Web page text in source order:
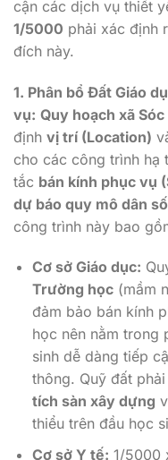
cận các dịch vụ thiết
1/5000 phải xác định
đích này.
1. Phân bổ Đất Giáo
vụ: Quy hoạch xã
định vị trí (Location)
cho các công trình hạ
tắc bán kính phục vụ
dự báo quy mô dân số
công trình này bao
Cơ sở Giáo dục:
Trường học(mầm
đảm bảo bán kính
học nên nằm trong
sinh dễ dàng tiếp
thông. Quỹ đất
tích sàn xây dựng
thiểu trên đầu học
Cơ sở Y tế: 1/5000